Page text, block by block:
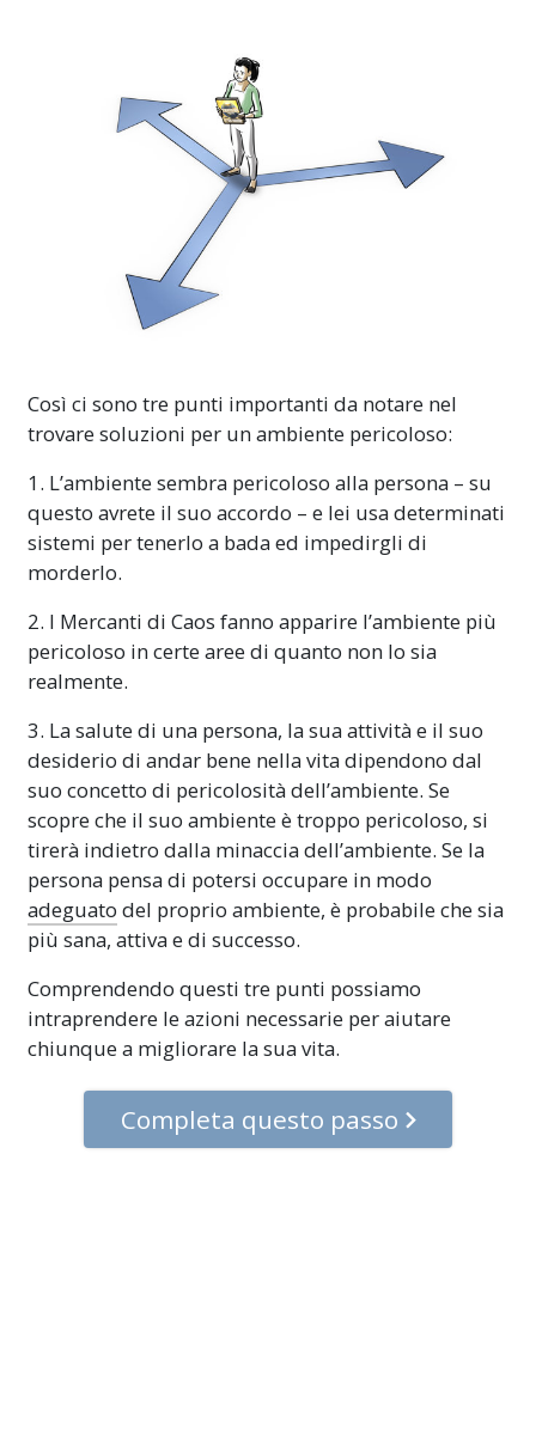
Così ci sono tre punti importanti da notare nel
trovare soluzioni per un ambiente pericoloso:
1. L’ambiente sembra pericoloso alla persona – su
questo avrete il suo accordo – e lei usa determinati
sistemi per tenerlo a bada ed impedirgli di
morderlo.
2. I Mercanti di Caos fanno apparire l’ambiente più
pericoloso in certe aree di quanto non lo sia
realmente.
3. La salute di una persona, la sua attività e il suo
desiderio di andar bene nella vita dipendono dal
suo concetto di pericolosità dell’ambiente. Se
scopre che il suo ambiente è troppo pericoloso, si
tirerà indietro dalla minaccia dell’ambiente. Se la
persona pensa di potersi occupare in modo
adeguato del proprio ambiente, è probabile che sia
più sana, attiva e di successo.
Comprendendo questi tre punti possiamo
intraprendere le azioni necessarie per aiutare
chiunque a migliorare la sua vita.
Completa questo passo